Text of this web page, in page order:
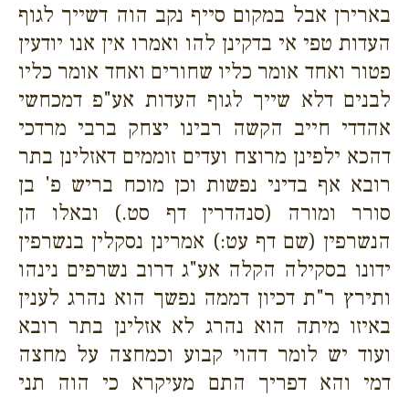
בארירן אבל במקום סייף נקב הוה דשייך לגוף
העדות טפי אי בדקינן להו ואמרו אין אנו יודעין
פטור ואחד אומר כליו שחורים ואחד אומר כליו
לבנים דלא שייך לגוף העדות אע"פ דמכחשי
אהדדי חייב הקשה רבינו יצחק ברבי מרדכי
דהכא ילפינן מרוצח ועדים זוממים דאזלינן בתר
רובא אף בדיני נפשות וכן מוכח בריש פ' בן
סורר ומורה (סנהדרין דף סט.) ובאלו הן
הנשרפין (שם דף עט:) אמרינן נסקלין בנשרפין
ידונו בסקילה הקלה אע"ג דרוב נשרפים נינהו
ותירץ ר"ת דכיון דממה נפשך הוא נהרג לענין
באיזו מיתה הוא נהרג לא אזלינן בתר רובא
ועוד יש לומר דהוי קבוע וכמחצה על מחצה
דמי והא דפריך התם מעיקרא כי הוה תני